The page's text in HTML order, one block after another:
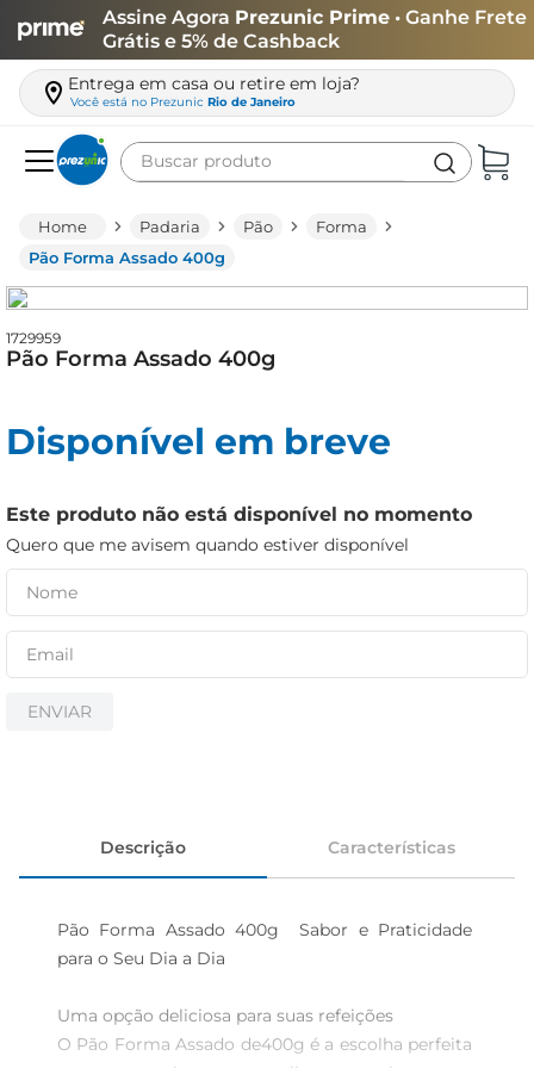
Assine Agora Prezunic Prime • Ganhe Frete
Grátis e 5% de Cashback
Entrega em casa ou retire em loja?
Você está no Prezunic Rio de Janeiro
Buscar produto
Padaria Pão
Forma
Pão Forma Assado 400g
1729959
Pão Forma Assado 400g
Disponível em breve
Este produto não está disponível no momento
Quero que me avisem quando estiver disponível
ENVIAR
Descrição Características
Pão Forma Assado 400g  Sabor e Praticidade
para o Seu Dia a Dia
Uma opção deliciosa para suas refeições
O Pão Forma Assado de400g é a escolha perfeita
leite
queijo
azeite
papel higiênico
cerveja